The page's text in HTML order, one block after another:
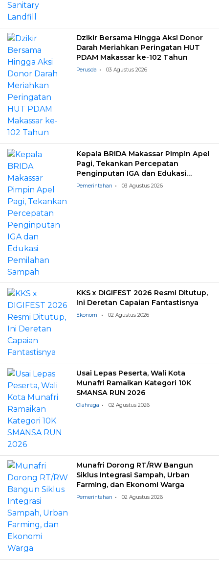
Dzikir Bersama Hingga Aksi Donor
Darah Meriahkan Peringatan HUT
PDAM Makassar ke-102 Tahun
Perusda 03 Agustus 2026
Kepala BRIDA Makassar Pimpin Apel
Pagi, Tekankan Percepatan
Penginputan IGA dan Edukasi
Pemilahan Sampah
Pemerintahan 03 Agustus 2026
KKS x DIGIFEST 2026 Resmi Ditutup,
Ini Deretan Capaian Fantastisnya
Ekonomi 02 Agustus 2026
Usai Lepas Peserta, Wali Kota
Munafri Ramaikan Kategori 10K
SMANSA RUN 2026
Olahraga 02 Agustus 2026
Munafri Dorong RT/RW Bangun
Siklus Integrasi Sampah, Urban
Farming, dan Ekonomi Warga
Pemerintahan 02 Agustus 2026